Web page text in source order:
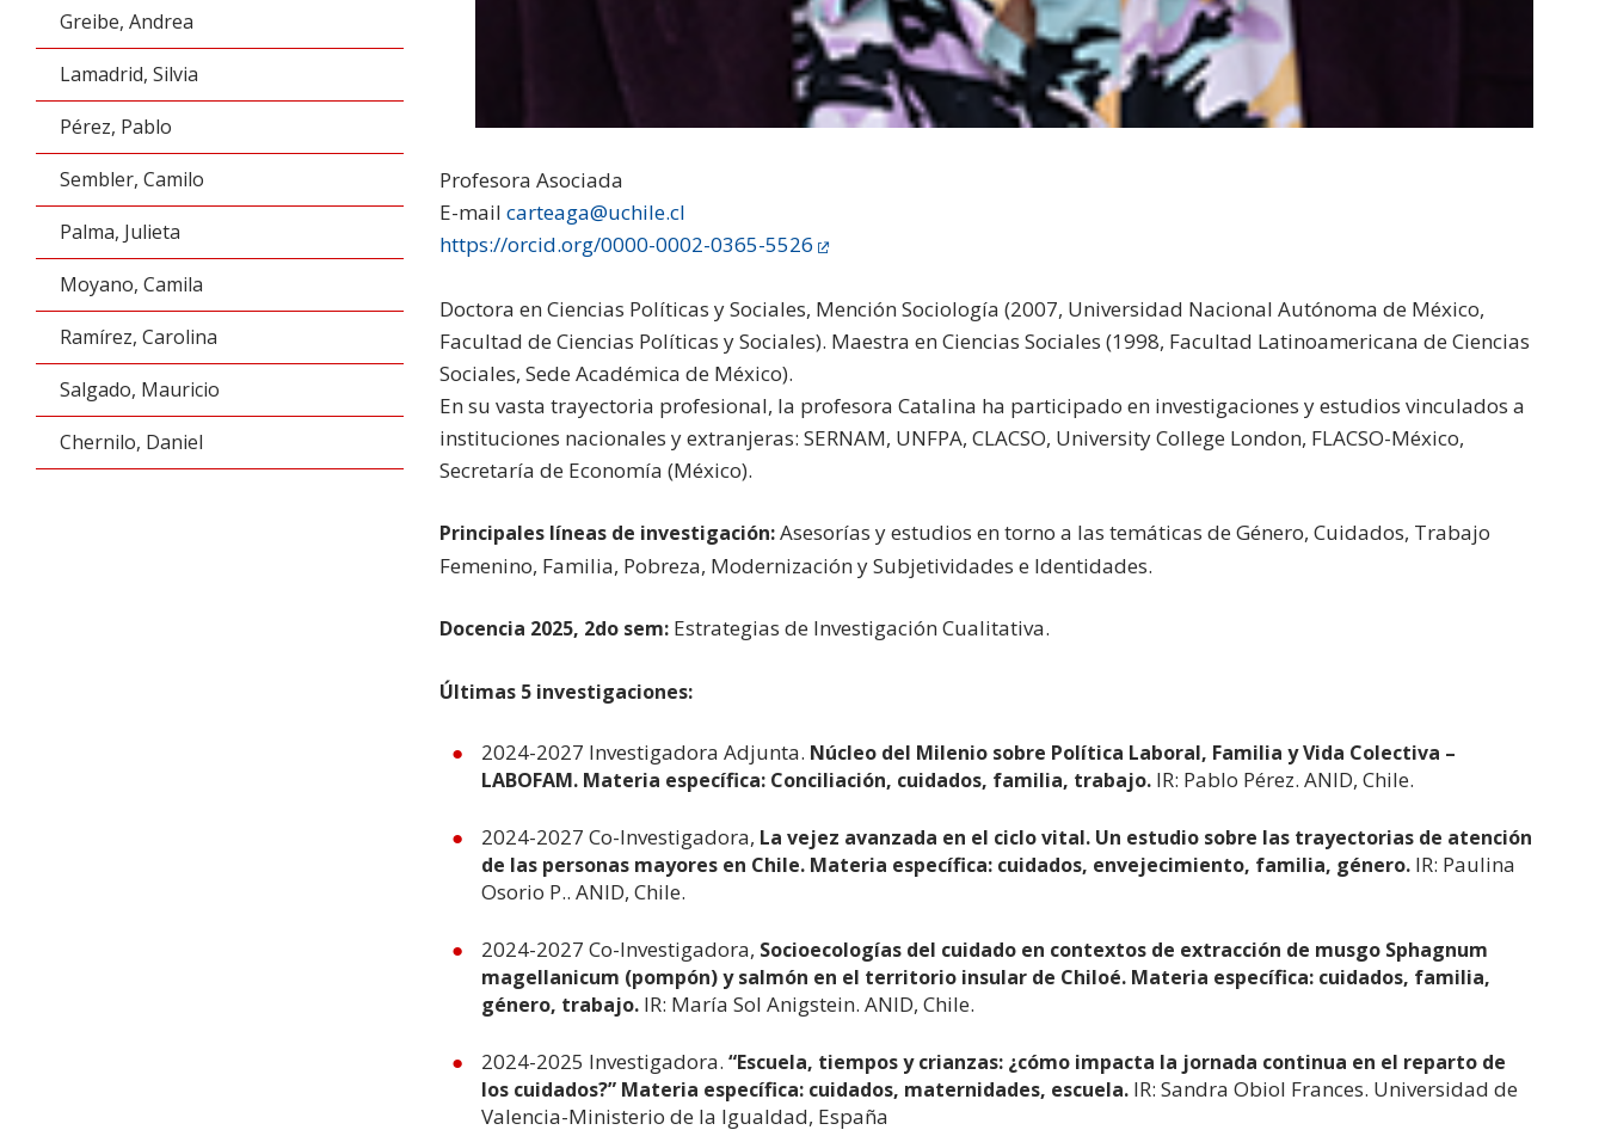
Greibe, Andrea
Lamadrid, Silvia
Pérez, Pablo
Sembler, Camilo
Palma, Julieta
Moyano, Camila
Ramírez, Carolina
Salgado, Mauricio
Chernilo, Daniel
Profesora Asociada
E-mailcarteaga@uchile.cl
https://orcid.org/0000-0002-0365-5526
Doctora en Ciencias Políticas y Sociales, Mención Sociología (2007, Universidad Nacional Autónoma de México,
Facultad de Ciencias Políticas y Sociales). Maestra en Ciencias Sociales (1998, Facultad Latinoamericana de Ciencias
Sociales, Sede Académica de México).
En su vasta trayectoria profesional, la profesora Catalina ha participado en investigaciones y estudios vinculados a
instituciones nacionales y extranjeras: SERNAM, UNFPA, CLACSO, University College London, FLACSO-México,
Secretaría de Economía (México).
Principales líneas de investigación:Asesorías y estudios en torno a las temáticas de Género, Cuidados, Trabajo
Femenino, Familia, Pobreza, Modernización y Subjetividades e Identidades.
Docencia 2025, 2do sem: Estrategias de Investigación Cualitativa.
Últimas 5 investigaciones:
2024-2027 Investigadora Adjunta. Núcleo del Milenio sobre Política Laboral, Familia y Vida Colectiva –
LABOFAM. Materia específica: Conciliación, cuidados, familia, trabajo. IR: Pablo Pérez. ANID, Chile.
2024-2027 Co-Investigadora, La vejez avanzada en el ciclo vital. Un estudio sobre las trayectorias de atención
de las personas mayores en Chile. Materia específica: cuidados, envejecimiento, familia, género. IR: Paulina
Osorio P.. ANID, Chile.
2024-2027 Co-Investigadora, Socioecologías del cuidado en contextos de extracción de musgo Sphagnum
magellanicum (pompón) y salmón en el territorio insular de Chiloé. Materia específica: cuidados, familia,
género, trabajo. IR: María Sol Anigstein. ANID, Chile.
2024-2025 Investigadora.“Escuela, tiempos y crianzas: ¿cómo impacta la jornada continua en el reparto de
los cuidados?” Materia específica: cuidados, maternidades, escuela. IR: Sandra Obiol Frances. Universidad de
Valencia-Ministerio de la Igualdad, España